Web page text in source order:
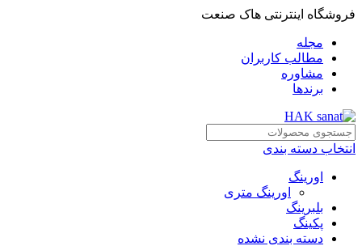
فروشگاه اینترنتی هاک صنعت
مجله
مطالب کاربران
مشاوره
برندها
انتخاب دسته بندی
اورینگ
اورینگ متری
بلبرینگ
پکینگ
دسته بندی نشده